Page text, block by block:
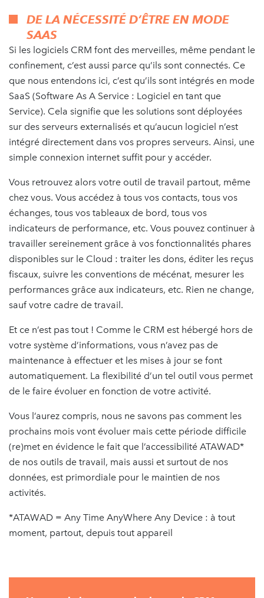
DE LA NÉCESSITÉ D’ÊTRE EN MODE
SAAS
Si les logiciels CRM font des merveilles, même pendant le
confinement, c’est aussi parce qu’ils sont connectés. Ce
que nous entendons ici, c’est qu’ils sont intégrés en mode
SaaS (Software As A Service : Logiciel en tant que
Service). Cela signifie que les solutions sont déployées
sur des serveurs externalisés et qu’aucun logiciel n’est
intégré directement dans vos propres serveurs. Ainsi, une
simple connexion internet suffit pour y accéder.
Vous retrouvez alors votre outil de travail partout, même
chez vous. Vous accédez à tous vos contacts, tous vos
échanges, tous vos tableaux de bord, tous vos
indicateurs de performance, etc. Vous pouvez continuer à
travailler sereinement grâce à vos fonctionnalités phares
disponibles sur le Cloud : traiter les dons, éditer les reçus
fiscaux, suivre les conventions de mécénat, mesurer les
performances grâce aux indicateurs, etc. Rien ne change,
sauf votre cadre de travail.
Et ce n’est pas tout ! Comme le CRM est hébergé hors de
votre système d’informations, vous n’avez pas de
maintenance à effectuer et les mises à jour se font
automatiquement. La flexibilité d’un tel outil vous permet
de le faire évoluer en fonction de votre activité.
Vous l’aurez compris, nous ne savons pas comment les
prochains mois vont évoluer mais cette période difficile
(re)met en évidence le fait que l’accessibilité ATAWAD*
de nos outils de travail, mais aussi et surtout de nos
données, est primordiale pour le maintien de nos
activités.
*ATAWAD = Any Time AnyWhere Any Device : à tout
moment, partout, depuis tout appareil